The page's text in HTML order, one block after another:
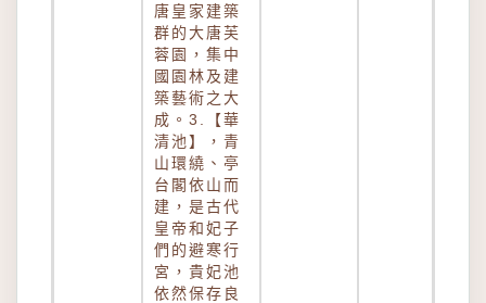
唐皇家建築
群的大唐芙
蓉園，集中
國園林及建
築藝術之大
成。3.【華
清池】，青
山環繞、亭
台閣依山而
建，是古代
皇帝和妃子
們的避寒行
宮，貴妃池
依然保存良